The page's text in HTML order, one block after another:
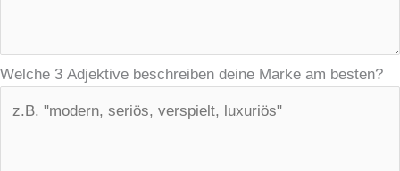
Welche 3 Adjektive beschreiben deine Marke am besten?